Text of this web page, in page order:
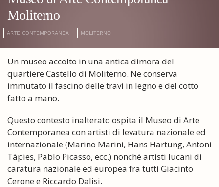
Moliterno
ARTE CONTEMPORANEA MOLITERNO
Un museo accolto in una antica dimora del
quartiere Castello di Moliterno. Ne conserva
immutato il fascino delle travi in legno e del cotto
fatto a mano.
Questo contesto inalterato ospita il Museo di Arte
Contemporanea con artisti di levatura nazionale ed
internazionale (Marino Marini, Hans Hartung, Antoni
Tàpies, Pablo Picasso, ecc.) nonché artisti lucani di
caratura nazionale ed europea fra tutti Giacinto
Cerone e Riccardo Dalisi.